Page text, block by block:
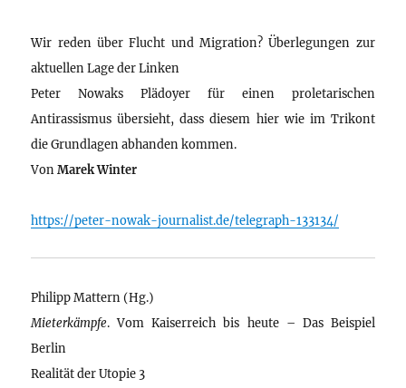
Wir reden über Flucht und Migration? Überlegungen zur
aktuellen Lage der Linken
Peter Nowaks Plädoyer für einen proletarischen
Antirassismus übersieht, dass diesem hier wie im Trikont
die Grundlagen abhanden kommen.
VonMarek Winter
https://peter-nowak-journalist.de/telegraph-133134/
Philipp Mattern (Hg.)
Mieterkämpfe. Vom Kaiserreich bis heute – Das Beispiel
Berlin
Realität der Utopie 3